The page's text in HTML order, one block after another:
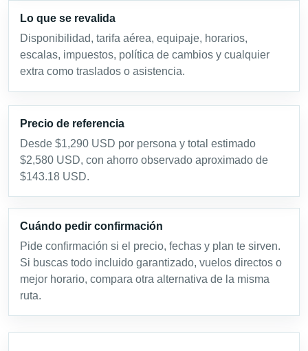
Lo que se revalida
Disponibilidad, tarifa aérea, equipaje, horarios,
escalas, impuestos, política de cambios y cualquier
extra como traslados o asistencia.
Precio de referencia
Desde $1,290 USD por persona y total estimado
$2,580 USD, con ahorro observado aproximado de
$143.18 USD.
Cuándo pedir confirmación
Pide confirmación si el precio, fechas y plan te sirven.
Si buscas todo incluido garantizado, vuelos directos o
mejor horario, compara otra alternativa de la misma
ruta.